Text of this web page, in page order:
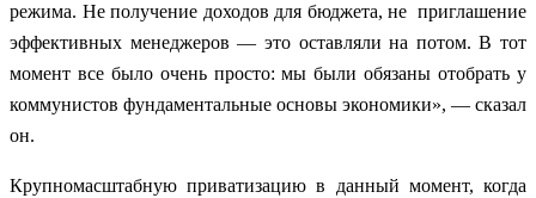
режима. Не получение доходов для бюджета, не приглашение
эффективных менеджеров — это оставляли на потом. В тот
момент все было очень просто: мы были обязаны отобрать у
коммунистов фундаментальные основы экономики», — сказал
он.
Крупномасштабную приватизацию в данный момент, когда